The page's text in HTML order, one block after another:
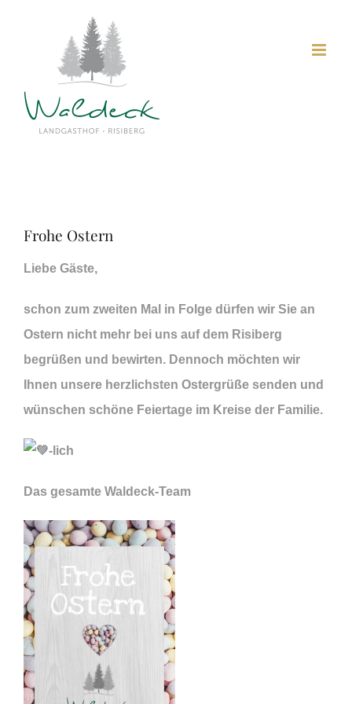
Frohe Ostern
Liebe Gäste,
schon zum zweiten Mal in Folge dürfen wir Sie an
Ostern nicht mehr bei uns auf dem Risiberg
begrüßen und bewirten. Dennoch möchten wir
Ihnen unsere herzlichsten Ostergrüße senden und
wünschen schöne Feiertage im Kreise der Familie.
-lich
Das gesamte Waldeck-Team